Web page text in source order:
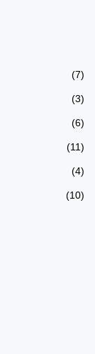
(7)
(3)
(6)
(11)
(4)
(10)